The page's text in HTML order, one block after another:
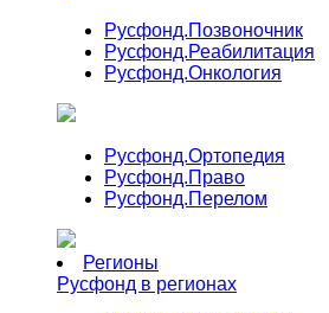
Русфонд.Позвоночник
Русфонд.Реабилитация
Русфонд.Онкология
Русфонд.Ортопедия
Русфонд.Право
Русфонд.Перелом
Регионы
Русфонд в регионах